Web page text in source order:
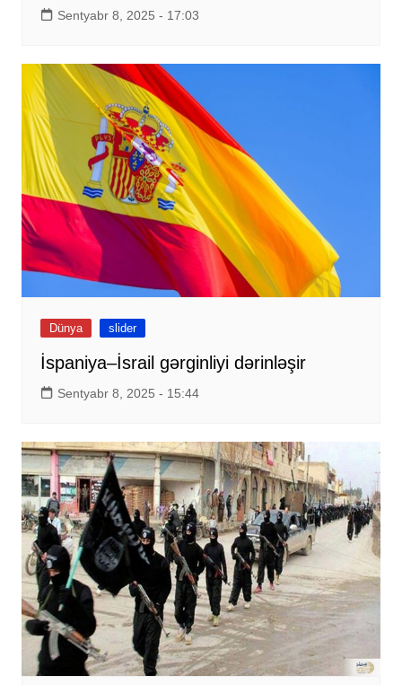
Sentyabr 8, 2025 - 17:03
Dünya slider
İspaniya–İsrail gərginliyi dərinləşir
Sentyabr 8, 2025 - 15:44